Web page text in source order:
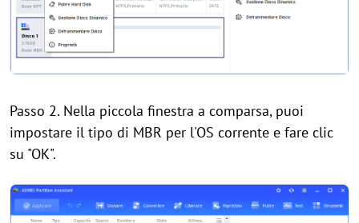
Passo 2. Nella piccola finestra a comparsa, puoi
impostare il tipo di MBR per l'OS corrente e fare clic
su "OK".